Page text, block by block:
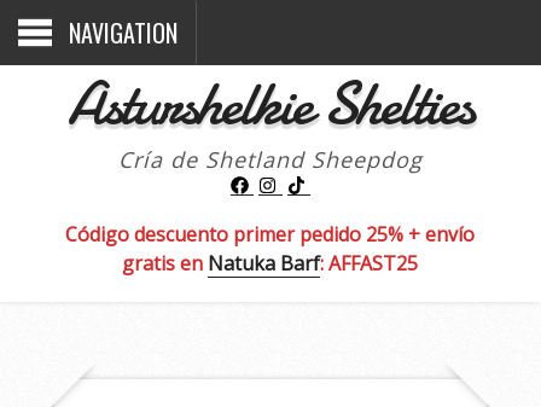
NAVIGATION
Asturshelkie Shelties
Cría de Shetland Sheepdog
Código descuento primer pedido 25% + envío
gratis en Natuka Barf: AFFAST25